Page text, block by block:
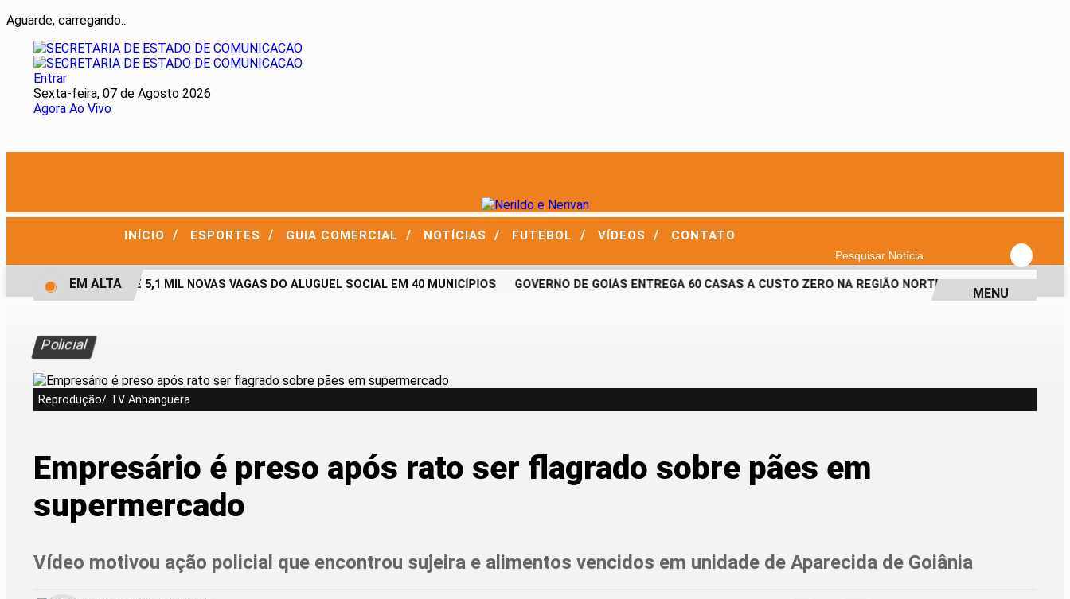
Aguarde, carregando...
Entrar
Sexta-feira, 07 de Agosto 2026
Agora Ao Vivo
Pesquisar Notícia
INÍCIO / ESPORTES / GUIA COMERCIAL / NOTÍCIAS / FUTEBOL / VÍDEOS / CONTATO
AGEHAB ABRE 5,1 MIL NOVAS VAGAS DO ALUGUEL SOCIAL EM 40 MUNICÍPIOS GOVERNO DE GOIÁS ENTREGA 60 CASAS A CUSTO ZERO NA REGIÃO NORTE
EM ALTA
MENU
Policial
Reprodução/ TV Anhanguera
Empresário é preso após rato ser flagrado sobre pães em
supermercado
Vídeo motivou ação policial que encontrou sujeira e alimentos vencidos em unidade de Aparecida de Goiânia